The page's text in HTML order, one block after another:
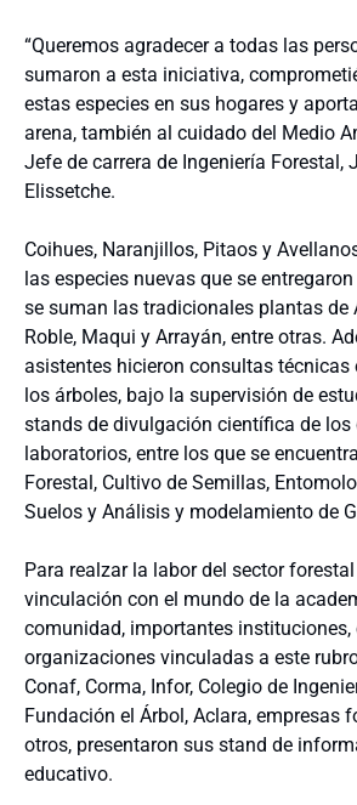
“Queremos agradecer a todas las
sumaron a esta iniciativa,
estas especies en sus hogares y
arena, también al cuidado del Medio
Jefe de carrera de Ingeniería Forestal,
Elissetche.
Coihues, Naranjillos, Pitaos y
las especies nuevas que se
se suman las tradicionales plantas de
Roble, Maqui y Arrayán, entre otras.
asistentes hicieron consultas técnicas
los árboles, bajo la supervisión de
stands de divulgación científica de los
laboratorios, entre los que se
Forestal, Cultivo de Semillas,
Suelos y Análisis y modelamiento de
Para realzar la labor del sector
vinculación con el mundo de la
comunidad, importantes instituciones,
organizaciones vinculadas a este
Conaf, Corma, Infor, Colegio de
Fundación el Árbol, Aclara, empresas
otros, presentaron sus stand de
educativo.